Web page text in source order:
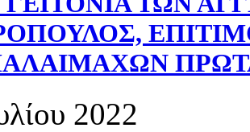
2022